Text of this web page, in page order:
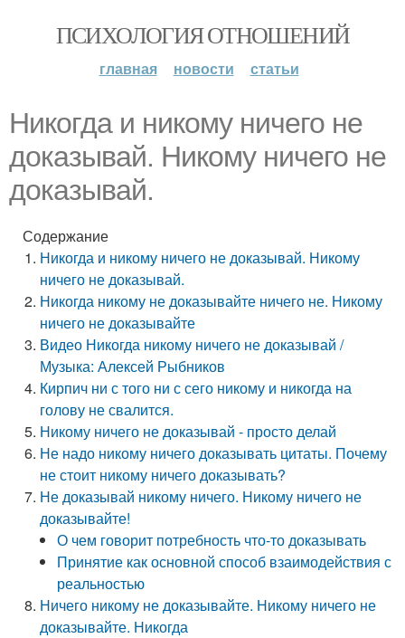
ПСИХОЛОГИЯ ОТНОШЕНИЙ
главная новости статьи
Никогда и никому ничего не
доказывай. Никому ничего не
доказывай.
Содержание
Никогда и никому ничего не доказывай. Никому
ничего не доказывай.
Никогда никому не доказывайте ничего не. Никому
ничего не доказывайте
Видео Никогда никому ничего не доказывай /
Музыка: Алексей Рыбников
Кирпич ни с того ни с сего никому и никогда на
голову не свалится.
Никому ничего не доказывай - просто делай
Не надо никому ничего доказывать цитаты. Почему
не стоит никому ничего доказывать?
Не доказывай никому ничего. Никому ничего не
доказывайте!
О чем говорит потребность что-то доказывать
Принятие как основной способ взаимодействия с
реальностью
Ничего никому не доказывайте. Никому ничего не
доказывайте. Никогда